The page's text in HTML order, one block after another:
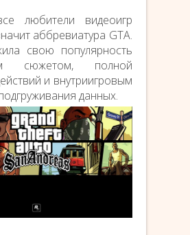
любители видеоигр
аббревиатура GTA.
свою популярность
сюжетом, полной
и внутриигровым
данных.